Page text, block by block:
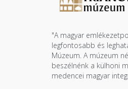
"A magyar
legfontosabb és
Múzeum. A múzeum
beszélnénk a külhoni
medencei magyar